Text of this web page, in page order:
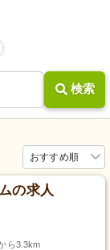
検索
おすすめ順
の求人
ら3.3km